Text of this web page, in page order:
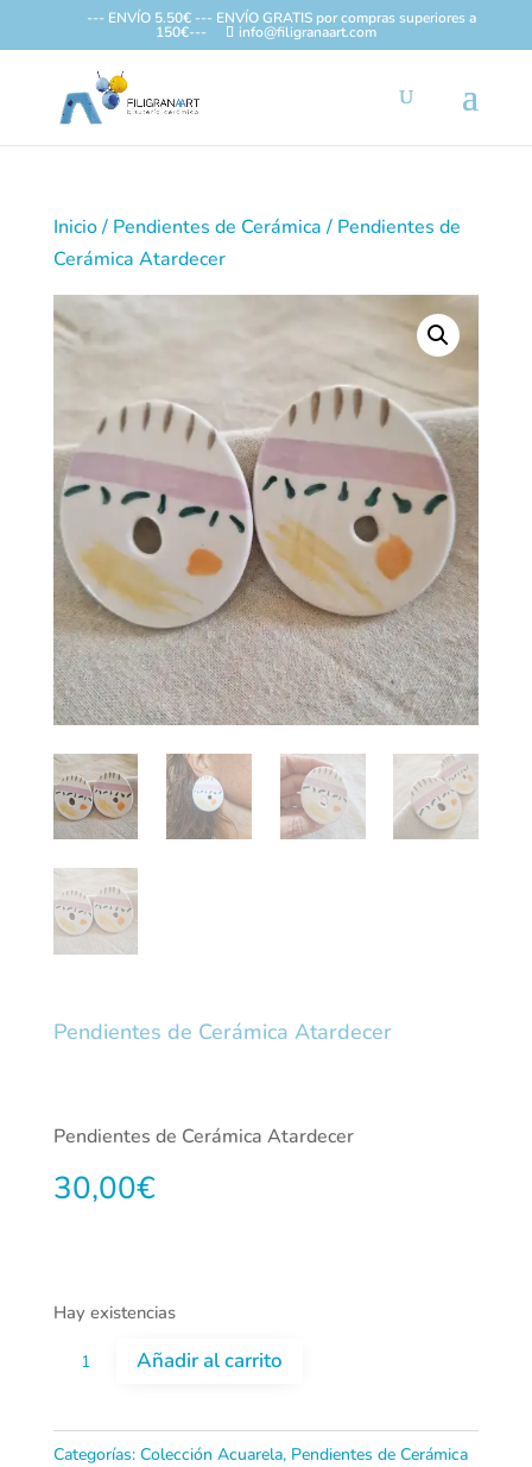
--- ENVÍO 5.50€ --- ENVÍO GRATIS por compras superiores a
150€--- info@filigranaart.com
Inicio/ Pendientes de Cerámica / Pendientes de
Cerámica Atardecer
Pendientes de Cerámica Atardecer
30,00€
Pendientes de Cerámica Atardecer
Hay existencias
Pendientes
Cerámica
Añadir al carrito
Categorías: Colección Acuarela, Pendientes de Cerámica